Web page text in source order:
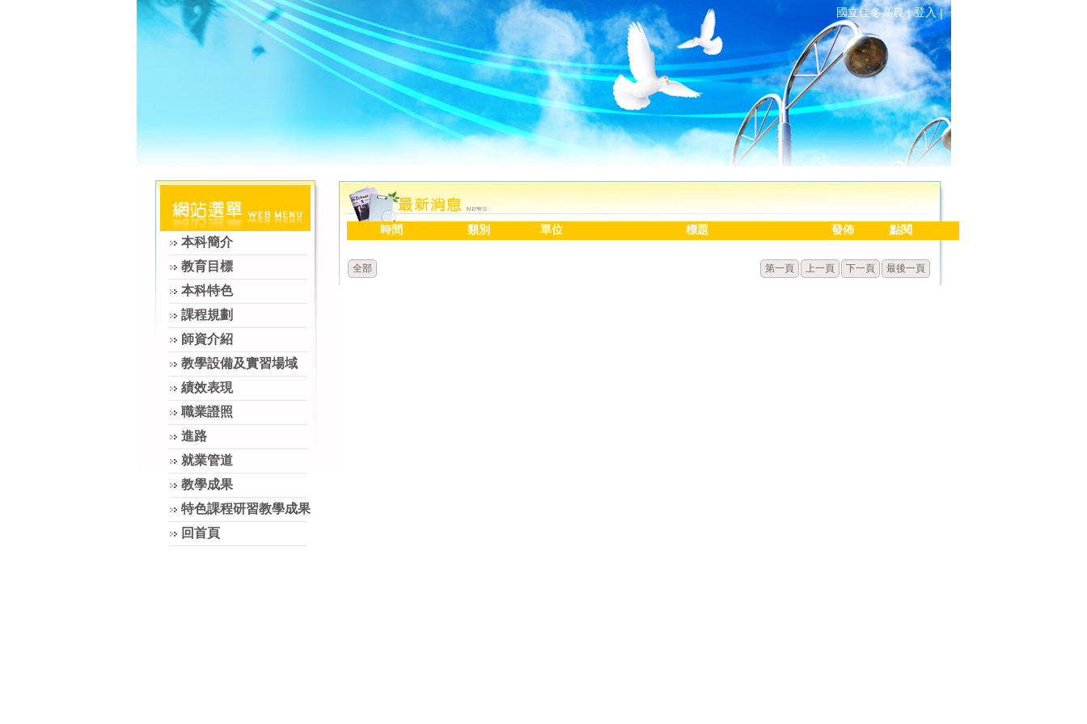
國立佳冬高農|登入|
本科簡介
教育目標
本科特色
課程規劃
師資介紹
教學設備及實習場域
績效表現
職業證照
進路
就業管道
教學成果
特色課程研習教學成果
回首頁
時間 類別 單位 標題 發佈 點閱
全部 第一頁 上一頁 下一頁 最後一頁